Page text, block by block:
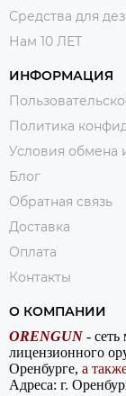
Средства для
Нам 10 ЛЕТ
ИНФОРМАЦИЯ
Политика
Условия обмена
Блог
Обратная связь
Доставка
Оплата
Контакты
О КОМПАНИИ
ORENGUN - сеть
лицензионного
Оренбурге, а
Адреса: г.